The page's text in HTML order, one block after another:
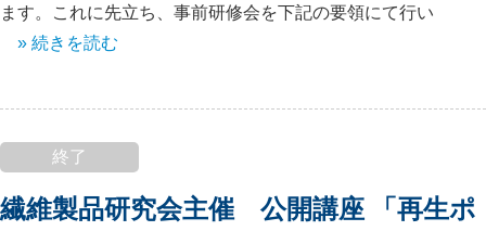
ます。これに先立ち、事前研修会を下記の要領にて行い
» 続きを読む
終了
繊維製品研究会主催 公開講座 「再生ポ